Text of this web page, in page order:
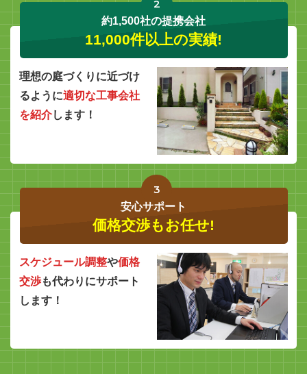
2
約1,500社の提携会社
11,000件以上の実績!
理想の庭づくりに近づけ
るように適切な工事会社
を紹介します！
3
安心サポート
価格交渉もお任せ!
スケジュール調整や価格
交渉も代わりにサポート
します！